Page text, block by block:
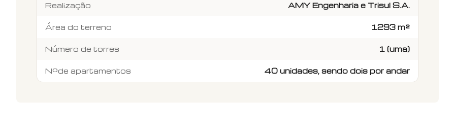
Realização AMY Engenharia e Trisul S.A.
Área do terreno 1293 m²
Número de torres 1 (uma)
Nºde apartamentos 40 unidades, sendo dois por andar